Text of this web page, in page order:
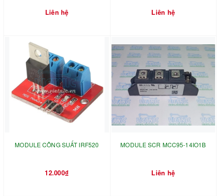
Liên hệ Liên hệ
MODULE CÔNG SUẤT IRF520
12.000₫
MODULE SCR MCC95-14IO1B
Liên hệ